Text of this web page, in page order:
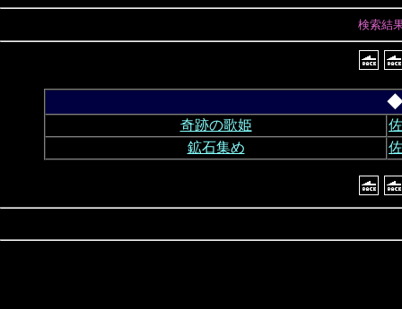
検索結
◆
奇跡の歌姫
鉱石集め